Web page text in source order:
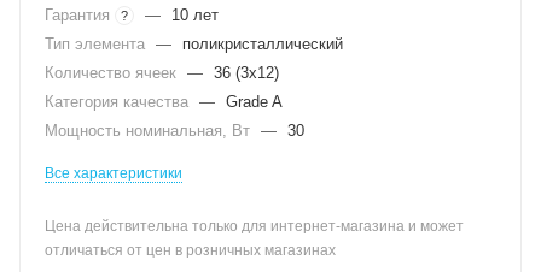
Гарантия
? —
10 лет
Тип элемента —
поликристаллический
Количество ячеек — 36 (3х12)
Категория качества — Grade A
Мощность номинальная, Вт — 30
Все характеристики
Цена действительна только для интернет-магазина и может
отличаться от цен в розничных магазинах